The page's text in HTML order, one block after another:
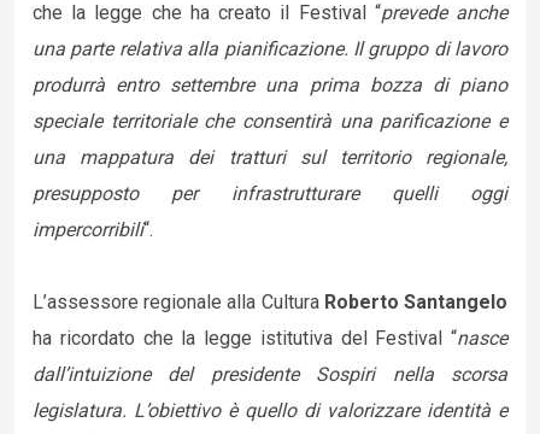
che la legge che ha creato il Festival “prevede anche
una parte relativa alla pianificazione. Il gruppo di lavoro
produrrà entro settembre una prima bozza di piano
speciale territoriale che consentirà una parificazione e
una mappatura dei tratturi sul territorio regionale,
presupposto per infrastrutturare quelli oggi
impercorribili“.
L’assessore regionale alla Cultura Roberto Santangelo
ha ricordato che la legge istitutiva del Festival “nasce
dall’intuizione del presidente Sospiri nella scorsa
legislatura. L’obiettivo è quello di valorizzare identità e